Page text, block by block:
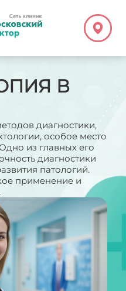
В
диагностики,
особое место
из главных его
диагностики
патологий.
применение и